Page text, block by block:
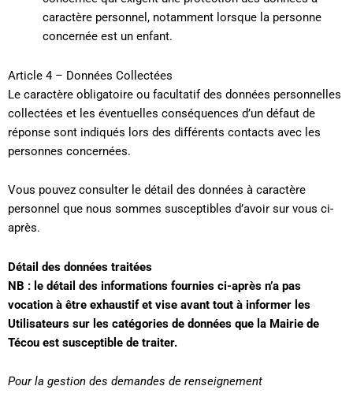
caractère personnel, notamment lorsque la personne
concernée est un enfant.
Article 4 – Données Collectées
Le caractère obligatoire ou facultatif des données personnelles
collectées et les éventuelles conséquences d’un défaut de
réponse sont indiqués lors des différents contacts avec les
personnes concernées.
Vous pouvez consulter le détail des données à caractère
personnel que nous sommes susceptibles d’avoir sur vous ci-
après.
Détail des données traitées
NB : le détail des informations fournies ci-après n’a pas
vocation à être exhaustif et vise avant tout à informer les
Utilisateurs sur les catégories de données que la Mairie de
Técou est susceptible de traiter.
Pour la gestion des demandes de renseignement